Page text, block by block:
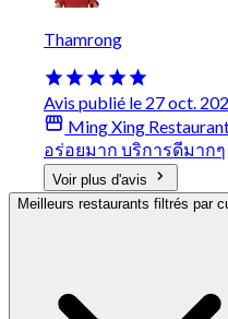
Thamrong
Avis publié le 27 oct.
Ming Xing
อร่อยมาก บริการดีมากๆ
Voir plus d'avis
Meilleurs restaurants filtrés par